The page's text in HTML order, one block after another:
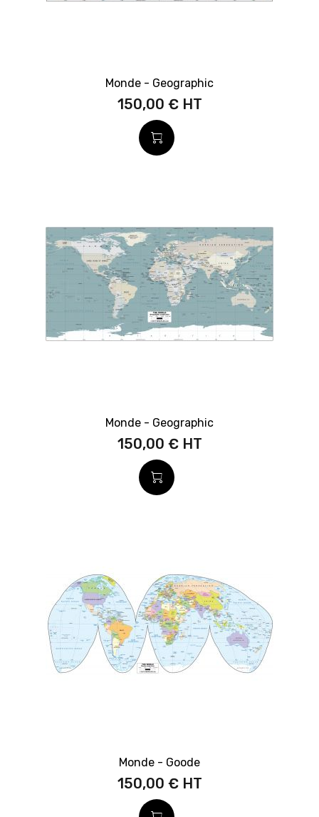
Monde - Geographic
150,00 €
Monde - Geographic
150,00 €
Monde - Goode
150,00 €